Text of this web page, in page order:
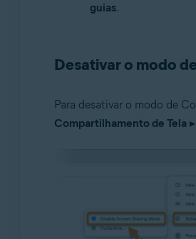
guias.
Desativar o modo
Para desativar o modo de
Compartilhamento de Tela▸